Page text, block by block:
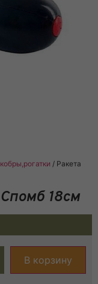
/ Ракета
18см
В корзину